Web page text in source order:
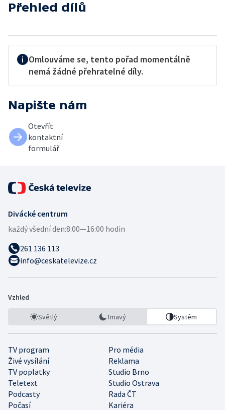
Přehled dílů
Omlouváme se, tento pořad momentálně
nemá žádné přehratelné díly.
Napište nám
Otevřít
kontaktní
formulář
Divácké centrum
každý všední den:8:00—16:00 hodin
261 136 113
info@ceskatelevize.cz
Vzhled
Světlý Tmavý Systém
TV program
Pro média
Živé vysílání
Reklama
TV poplatky
Studio Brno
Teletext
Studio Ostrava
Podcasty
Rada ČT
Počasí
Kariéra